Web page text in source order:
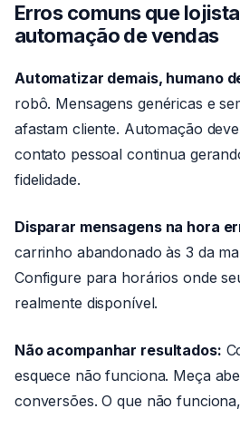
Erros comuns que
automação de vendas
Automatizar demais, humano
robô. Mensagens genéricas e
afastam cliente. Automação
contato pessoal continua
fidelidade.
Disparar mensagens na hora
carrinho abandonado às 3 da
Configure para horários onde
realmente disponível.
Não acompanhar resultados:
esquece não funciona. Meça
conversões. O que não